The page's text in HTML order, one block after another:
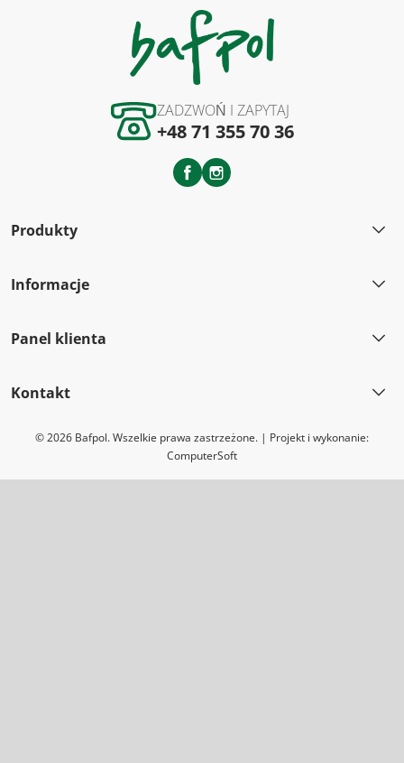
ZADZWOŃ I ZAPYTAJ
+48 71 355 70 36
Facebook
Instagram
Produkty
Informacje
Panel klienta
Kontakt
© 2026 Bafpol. Wszelkie prawa zastrzeżone. | Projekt i wykonanie:
ComputerSoft